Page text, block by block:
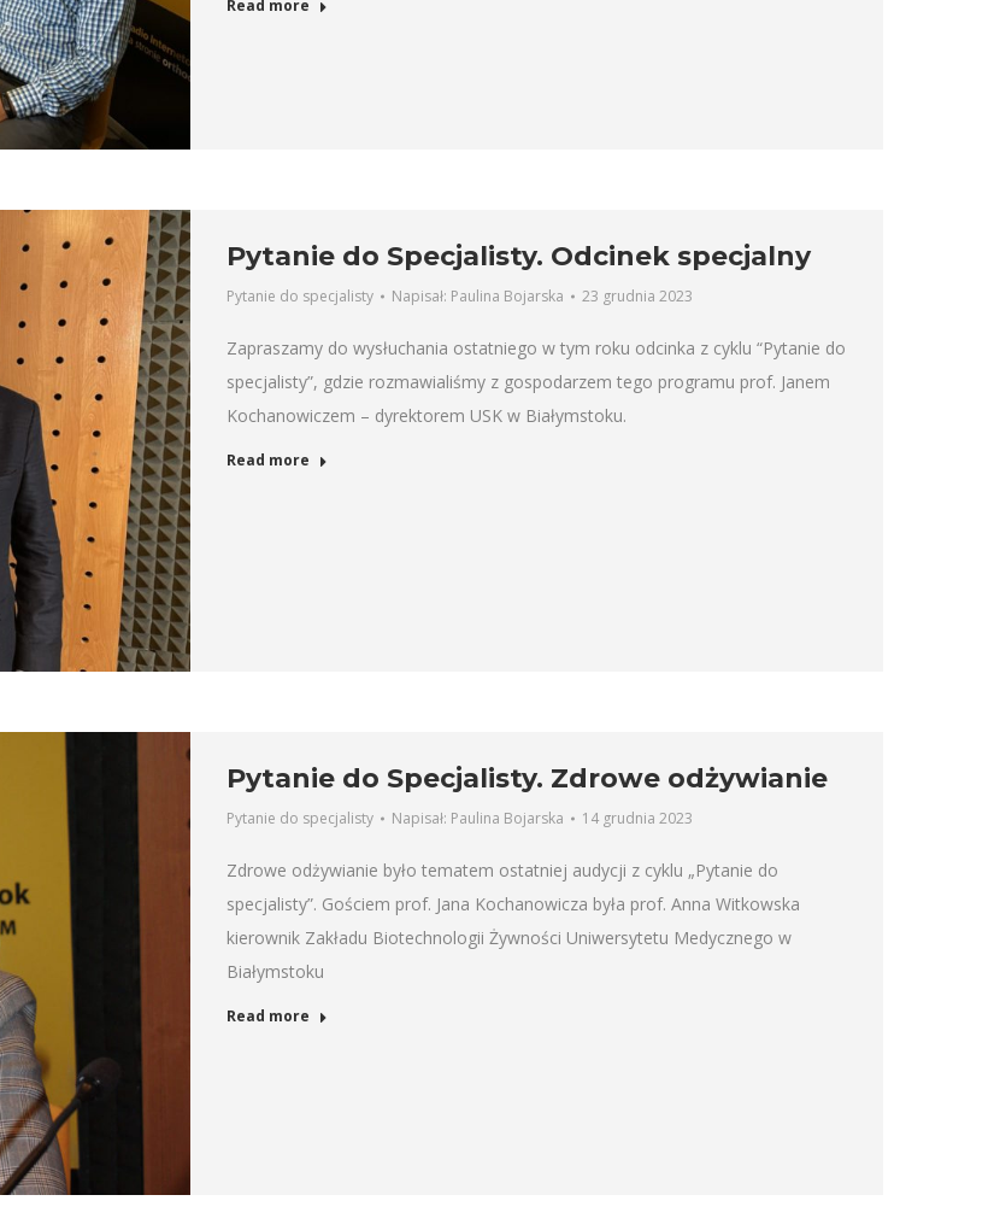
Read more
Pytanie do Specjalisty. Odcinek specjalny
Pytanie do specjalisty Napisał: Paulina Bojarska 23 grudnia 2023
Zapraszamy do wysłuchania ostatniego w tym roku odcinka z cyklu “Pytanie do
specjalisty”, gdzie rozmawialiśmy z gospodarzem tego programu prof. Janem
Kochanowiczem – dyrektorem USK w Białymstoku.
Read more
Pytanie do Specjalisty. Zdrowe odżywianie
Pytanie do specjalisty Napisał: Paulina Bojarska 14 grudnia 2023
Zdrowe odżywianie było tematem ostatniej audycji z cyklu „Pytanie do
specjalisty”. Gościem prof. Jana Kochanowicza była prof. Anna Witkowska
kierownik Zakładu Biotechnologii Żywności Uniwersytetu Medycznego w
Białymstoku
Read more